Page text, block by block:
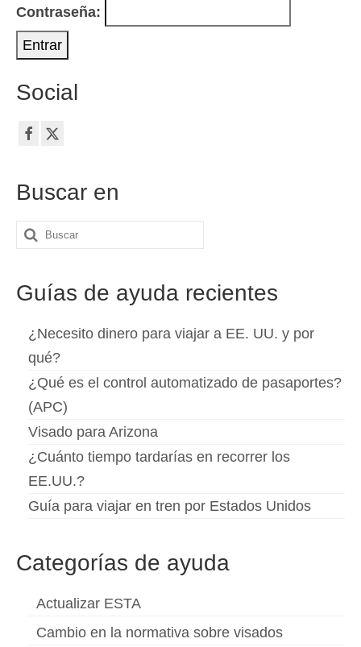
Contacto
Finlandés
Français( Francés)
עברית(Hebreo
Italiano
한국어( Coreano)
Norsk bokmål
Polski( Polaco)
Contraseña:
Social
Buscar en
Buscar
Guías de ayuda recientes
¿Necesito dinero para viajar a EE. UU. y por
qué?
¿Qué es el control automatizado de pasaportes?
(APC)
Visado para Arizona
¿Cuánto tiempo tardarías en recorrer los
EE.UU.?
Guía para viajar en tren por Estados Unidos
Categorías de ayuda
Actualizar ESTA
Cambio en la normativa sobre visados